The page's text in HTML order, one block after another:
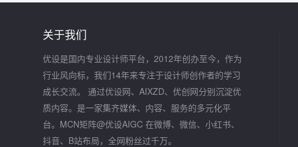
关于我们
优设是国内专业设计师平台，2012年创办至今，作为
行业风向标，我们14年来专注于设计师创作者的学习
成长交流。 通过优设网、AIXZD、优创网分别沉淀优
质内容。是一家集齐媒体、内容、服务的多元化平
台。MCN矩阵@优设AIGC 在微博、微信、小红书、
抖音、B站布局，全网粉丝过千万。